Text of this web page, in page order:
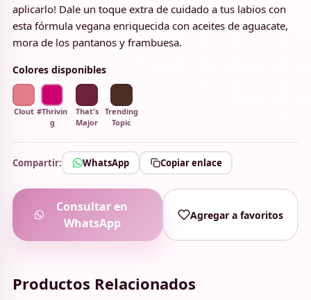
aplicarlo! Dale un toque extra de cuidado a tus labios con
esta fórmula vegana enriquecida con aceites de aguacate,
mora de los pantanos y frambuesa.
Colores disponibles
Clout #Thrivin
g
That's
Major
Trending
Topic
Compartir: WhatsApp Copiar enlace
Consultar en
WhatsApp
Agregar a favoritos
Productos Relacionados